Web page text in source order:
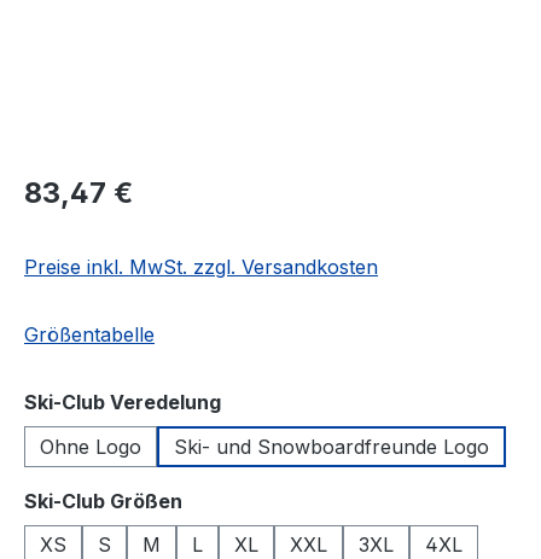
Regulärer Preis:
83,47 €
Preise inkl. MwSt. zzgl. Versandkosten
Größentabelle
Ski-Club Veredelungauswählen
Ohne Logo
Ski- und Snowboardfreunde Logo
Ski-Club Größen
XS
S M L XL XXL 3XL
4XL